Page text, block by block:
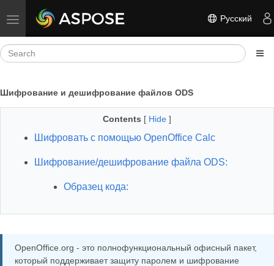
Toggle navigation Русский
Шифрование и дешифрование файлов ODS
Contents [ Hide ]
Шифровать с помощью OpenOffice Calc
Шифрование/дешифрование файла ODS:
Образец кода:
OpenOffice.org - это полнофункциональный офисный пакет,
который поддерживает защиту паролем и шифрование